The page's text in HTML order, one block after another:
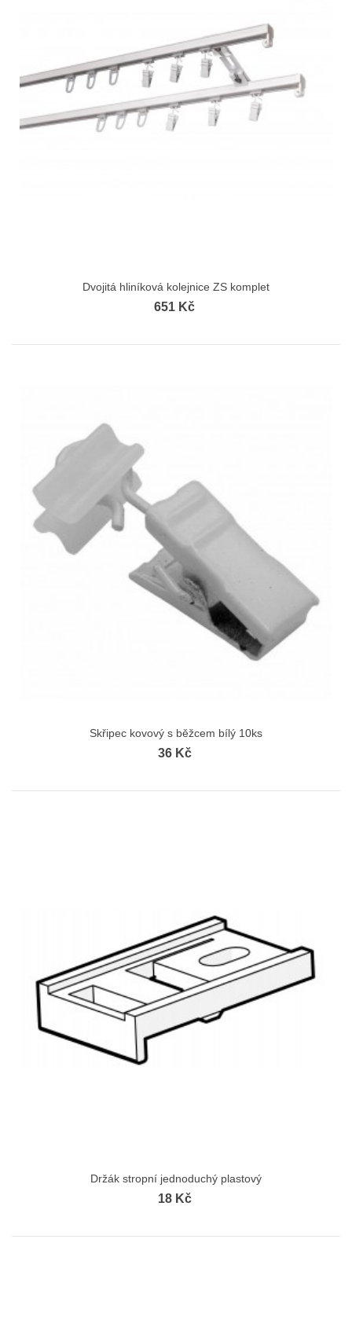
Dvojitá hliníková kolejnice ZS komplet
651 Kč
Skřipec kovový s běžcem bílý 10ks
36 Kč
Držák stropní jednoduchý plastový
18 Kč